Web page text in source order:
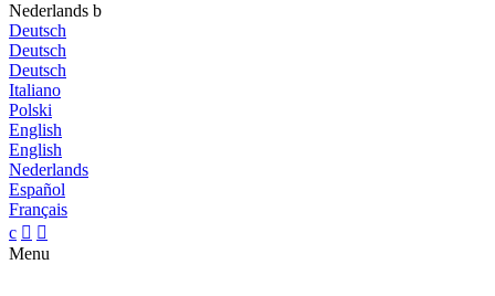
Nederlands b
Deutsch
Deutsch
Deutsch
Italiano
Polski
English
English
Nederlands
Español
Français
c  
Menu